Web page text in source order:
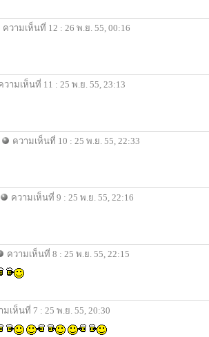
ความเห็นที่ 12 : 26 พ.ย. 55, 00:16
วามเห็นที่ 11 : 25 พ.ย. 55, 23:13
ความเห็นที่ 10 : 25 พ.ย. 55, 22:33
ความเห็นที่ 9 : 25 พ.ย. 55, 22:16
ความเห็นที่ 8 : 25 พ.ย. 55, 22:15
มเห็นที่ 7 : 25 พ.ย. 55, 20:30